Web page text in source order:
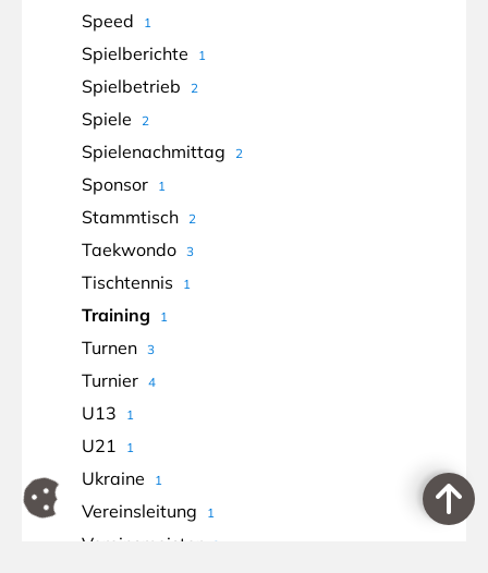
Speed 1
Spielberichte 1
Spielbetrieb 2
Spiele 2
Spielenachmittag 2
Sponsor 1
Stammtisch 2
Taekwondo 3
Tischtennis 1
Training 1
Turnen 3
Turnier 4
U13 1
U21 1
Ukraine 1
Vereinsleitung 1
Vereinsmeister 3